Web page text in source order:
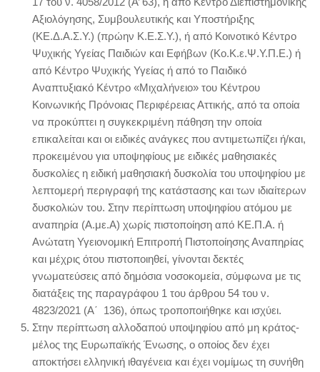
Αξιολόγησης, Συμβουλευτικής και Υποστήριξης
(ΚΕ.Δ.Α.Σ.Υ.) (πρώην Κ.Ε.Σ.Υ.), ή από Κοινοτικό Κέντρο
Ψυχικής Υγείας Παιδιών και Εφήβων (Κο.Κ.ε.Ψ.Υ.Π.Ε.) ή
από Κέντρο Ψυχικής Υγείας ή από το Παιδικό
Αναπτυξιακό Κέντρο «Μιχαλήνειο» του Κέντρου
Κοινωνικής Πρόνοιας Περιφέρειας Αττικής, από τα οποία
να προκύπτει η συγκεκριμένη πάθηση την οποία
επικαλείται και οι ειδικές ανάγκες που αντιμετωπίζει ή/και,
προκειμένου για υποψηφίους με ειδικές μαθησιακές
δυσκολίες η ειδική μαθησιακή δυσκολία του υποψηφίου με
λεπτομερή περιγραφή της κατάστασης και των ιδιαίτερων
δυσκολιών του. Στην περίπτωση υποψηφίου ατόμου με
αναπηρία (Α.με.Α) χωρίς πιστοποίηση από ΚΕ.Π.Α. ή
Ανώτατη Υγειονομική Επιτροπή Πιστοποίησης Αναπηρίας
και μέχρις ότου πιστοποιηθεί, γίνονται δεκτές
γνωματεύσεις από δημόσια νοσοκομεία, σύμφωνα με τις
διατάξεις της παραγράφου 1 του άρθρου 54 του ν.
4823/2021 (Α΄ 136), όπως τροποποιήθηκε και ισχύει.
Στην περίπτωση αλλοδαπού υποψηφίου από μη κράτος-
μέλος της Ευρωπαϊκής Ένωσης, ο οποίος δεν έχει
αποκτήσει ελληνική ιθαγένεια και έχει νομίμως τη συνήθη